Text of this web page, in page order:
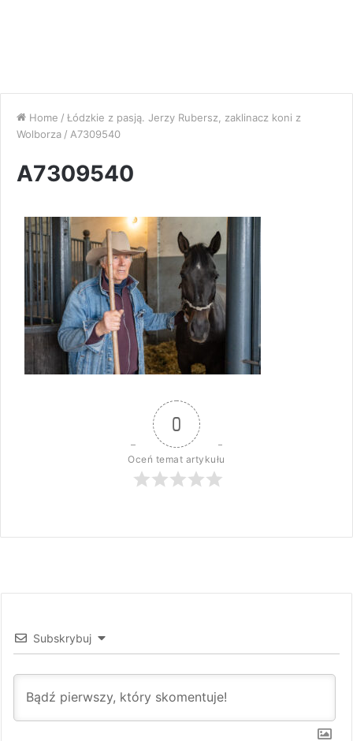
Home / Łódzkie z pasją. Jerzy Rubersz, zaklinacz koni z
Wolborza / A7309540
A7309540
0
Oceń temat artykułu
Subskrybuj